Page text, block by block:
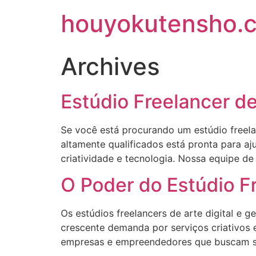
Archives
Estúdio Freelancer
Se você está procurando um estúdio
altamente qualificados está pronta para
criatividade e tecnologia. Nossa equipe
O Poder do Estúdio
Os estúdios freelancers de arte digital e
crescente demanda por serviços criativos
empresas e empreendedores que